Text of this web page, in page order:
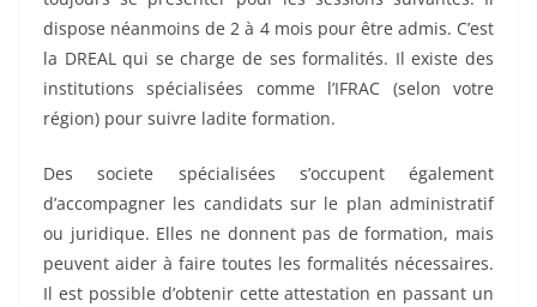
dispose néanmoins de 2 à 4 mois pour être admis. C’est
la DREAL qui se charge de ses formalités. Il existe des
institutions spécialisées comme l’IFRAC (selon votre
région) pour suivre ladite formation.
Des societe spécialisées s’occupent également
d’accompagner les candidats sur le plan administratif
ou juridique. Elles ne donnent pas de formation, mais
peuvent aider à faire toutes les formalités nécessaires.
Il est possible d’obtenir cette attestation en passant un